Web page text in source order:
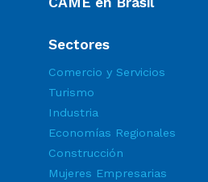
Sectores
Comercio y Servicios
Turismo
Industria
Economías Regionales
Construcción
Mujeres Empresarias